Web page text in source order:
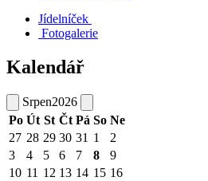
Jídelníček
Fotogalerie
Kalendář
Srpen2026
Po Út St Čt Pá So Ne
27 28 29 30 31 1
2
3
4 5 6 7 8
9
10 11 12 13 14 15 16